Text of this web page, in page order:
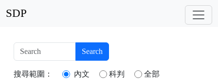
SDP
搜尋範圍： 內文 科判
全部